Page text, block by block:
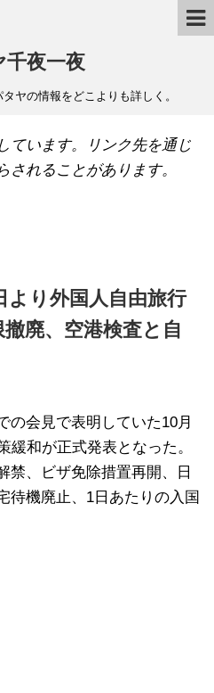
夜一夜
ヤの情報をどこよりも詳しく。
ています。リンク先を通じ
されることがあります。
より外国人自由旅行
廃、空港検査と自
の会見で表明していた10月
緩和が正式発表となった。
禁、ビザ免除措置再開、日
待機廃止、1日あたりの入国